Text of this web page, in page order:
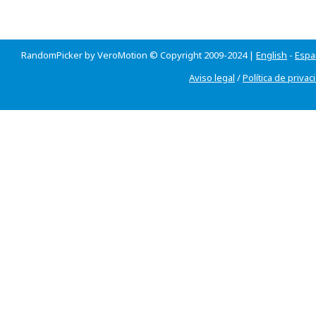
RandomPicker by VeroMotion © Copyright 2009-2024 | English -
Aviso legal /Política de